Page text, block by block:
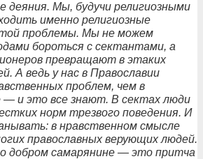
деяния. Мы, будучи религиозными
именно религиозные
проблемы. Мы не можем
бороться с сектантами, а
превращают в этаких
А ведь у нас в Православии
проблем, чем в
— и это все знают. В сектах люди
норм трезвого поведения. И
в нравственном смысле
православных верующих людей.
добром самарянине — это притча